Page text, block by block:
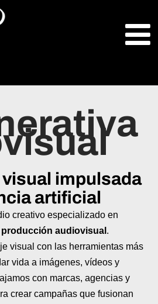
impulsada
artificial
creativo especializado en
audiovisual .
visual con las herramientas más
vida a imágenes, vídeos y
con marcas, agencias y
crear campañas que fusionan